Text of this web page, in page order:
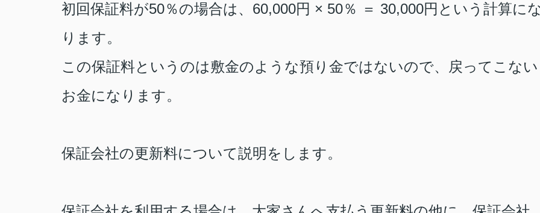
初回保証料が50％の場合は、 60,000円 × 50％ ＝ 30,000円という計算に
ります。
この保証料というのは敷金のような預り金ではないので、戻ってこない
お金になります。
保証会社の更新料について説明をします。